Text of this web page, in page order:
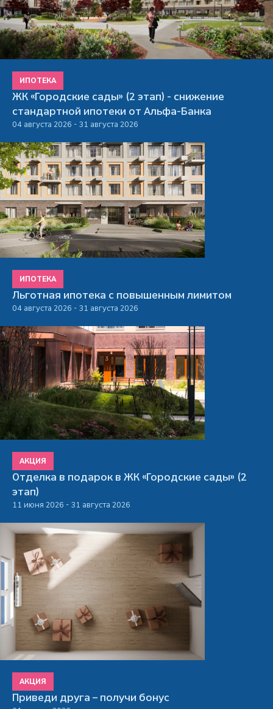
ИПОТЕКА
ЖК «Городские сады» (2 этап) - снижение
стандартной ипотеки от Альфа-Банка
04 августа 2026 - 31 августа 2026
ИПОТЕКА
Льготная ипотека с повышенным лимитом
04 августа 2026 - 31 августа 2026
АКЦИЯ
Отделка в подарок в ЖК «Городские сады» (2
этап)
11 июня 2026 - 31 августа 2026
АКЦИЯ
Приведи друга – получи бонус